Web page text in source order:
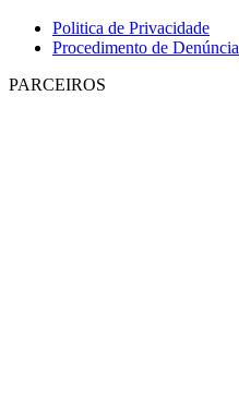
Politica de Privacidade
Procedimento de Denúncia
PARCEIROS